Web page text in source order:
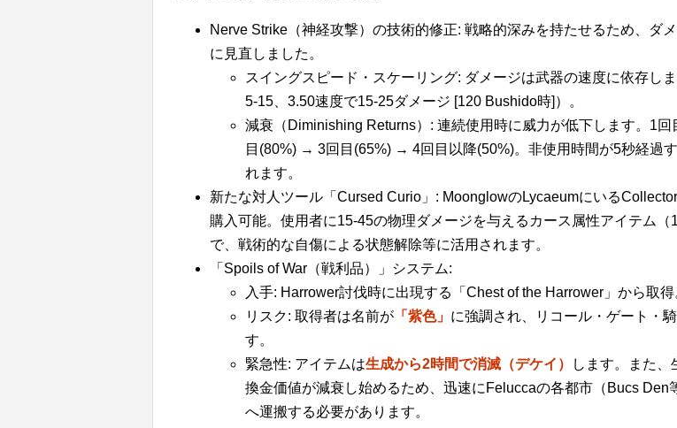
Nerve Strike（神経攻撃）の技術的修正: 戦略的深みを持たせるため、ダ
に見直しました。
スイングスピード・スケーリング: ダメージは武器の速度に依存し
5-15、3.50速度で15-25ダメージ [120 Bushido時]）。
減衰（Diminishing Returns）: 連続使用時に威力が低下します。1
目(80%) → 3回目(65%) → 4回目以降(50%)。非使用時間が5秒経過
れます。
新たな対人ツール「Cursed Curio」: MoonglowのLycaeumにいる
購入可能。使用者に15-45の物理ダメージを与えるカース属性アイテム（
で、戦術的な自傷による状態解除等に活用されます。
「Spoils of War（戦利品）」システム:
入手: Harrower討伐時に出現する「Chest of the Harrower」から取得
リスク: 取得者は名前が 「紫色」 に強調され、リコール・ゲート・
す。
緊急性: アイテムは生成から2時間で消滅（デケイ）
します。また、
換金価値が減衰し始めるため、迅速にFeluccaの各都市（Bucs Den
へ運搬する必要があります。